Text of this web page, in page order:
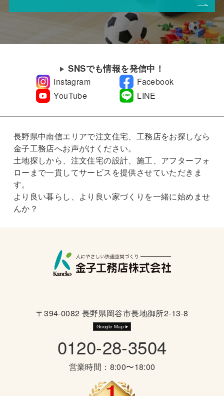
SNSでも情報を発信中！
Instagram
Facebook
YouTube
LINE
長野県中南信エリアで注文住宅、工務店をお探しなら
金子工務店へお声がけください。
土地探しから、注文住宅の設計、施工、アフターフォ
ローまで一貫してサービスを提供させていただきま
す。
より良い暮らし、より良い家づくりを一緒に始めませ
んか？
〒394-0082 長野県岡谷市長地御所2-13-8
Google Map
0120-28-3504
営業時間：8:00〜18:00